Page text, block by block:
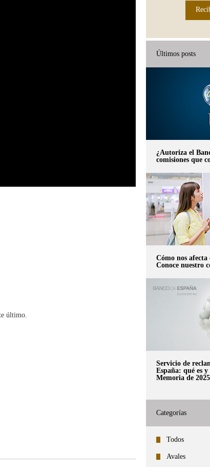
último.
Últimos posts
¿Autoriza el
comisiones que
Cómo nos
Conoce nuestro
Servicio de
España: qué es
Memoria de 2025
Categorías
Todos
Avales